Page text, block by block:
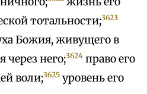
тотальности;3623
Божия, живущего в
через него;3624 право его
воли;3625 уровень его